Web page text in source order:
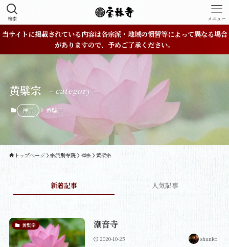
検索 メニュー
当サイトに掲載されている内容は各宗派・地域の慣習等によって異なる場合
がありますので、予めご了承ください。
黄檗宗 – category –
禅宗 黄檗宗
トップページ 宗派別寺院 禅宗 黄檗宗
新着記事 人気記事
黄檗宗 潮音寺
2020-10-25 shunko